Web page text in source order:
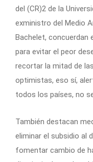
del (CR)2 de la
exministro del Medio
Bachelet, concuerdan
para evitar el peor
recortar la mitad de
optimistas, eso sí,
todos los países, no
También destacan
eliminar el subsidio al
fomentar cambio de